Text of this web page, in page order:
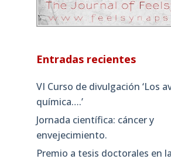
Entradas recientes
VI Curso de divulgación ‘Los
química….’
Jornada científica: cáncer y
envejecimiento.
Premio a tesis doctorales en